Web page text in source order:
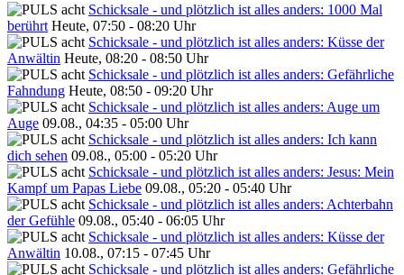
Schicksale - und plötzlich ist alles anders: 1000 Mal
berührt Heute, 07:50 - 08:20 Uhr
Schicksale - und plötzlich ist alles anders: Küsse der
Anwältin Heute, 08:20 - 08:50 Uhr
Schicksale - und plötzlich ist alles anders: Gefährliche
Fahndung Heute, 08:50 - 09:20 Uhr
Schicksale - und plötzlich ist alles anders: Auge um
Auge 09.08., 04:35 - 05:00 Uhr
Schicksale - und plötzlich ist alles anders: Ich kann
dich sehen 09.08., 05:00 - 05:20 Uhr
Schicksale - und plötzlich ist alles anders: Jesus: Mein
Kampf um Papas Liebe 09.08., 05:20 - 05:40 Uhr
Schicksale - und plötzlich ist alles anders: Achterbahn
der Gefühle 09.08., 05:40 - 06:05 Uhr
Schicksale - und plötzlich ist alles anders: Küsse der
Anwältin 10.08., 07:15 - 07:45 Uhr
Schicksale - und plötzlich ist alles anders: Gefährliche